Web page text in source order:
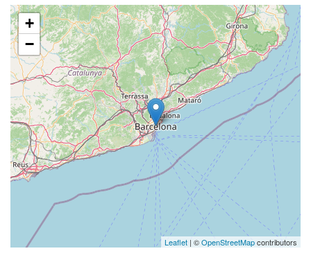
+
−
Leaflet | ©OpenStreetMapcontributors